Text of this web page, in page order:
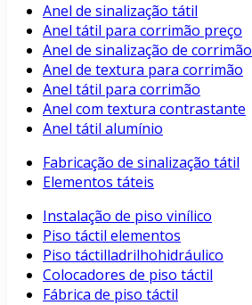
Anel de sinalização tátil
Anel tátil para corrimão preço
Anel de sinalização de corrimão
Anel de textura para corrimão
Anel tátil para corrimão
Anel com textura contrastante
Anel tátil alumínio
Fabricação de sinalização tátil
Elementos táteis
Instalação de piso vinílico
Piso táctil elementos
Piso táctilladrilhohidráulico
Colocadores de piso táctil
Fábrica de piso táctil